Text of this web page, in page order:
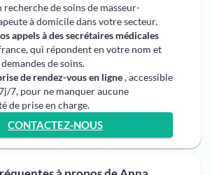
recherche de soins de masseur-
à domicile dans votre secteur.
appels à des secrétaires médicales
qui répondent en votre nom et
de soins.
de rendez-vous en ligne, accessible
7, pour ne manquer aucune
de prise en charge.
CONTACTEZ-NOUS